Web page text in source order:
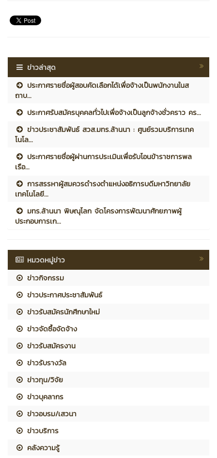
ข่าวล่าสุด
ประกาศรายชื่อผู้สอบคัดเลือกได้เพื่อจ้างเป็นพนักงานในส
ถาบ...
ประกาศรับสมัครบุคคลทั่วไปเพื่อจ้างเป็นลูกจ้างชั่วคราว คร...
ข่าวประชาสัมพันธ์ สวส.มทร.ล้านนา : ศูนย์รวมบริการเทค
โนโล...
ประกาศรายชื่อผู้ผ่านการประเมินเพื่อรับโอนข้าราชการพล
เรือ...
การสรรหาผู้สมควรดำรงตำแหน่งอธิการบดีมหาวิทยาลัย
เทคโนโลยี...
มทร.ล้านนา พิษณุโลก จัดโครงการพัฒนาศักยภาพผู้
ประกอบการเก...
หมวดหมู่ข่าว
ข่าวกิจกรรม
ข่าวประกาศประชาสัมพันธ์
ข่าวรับสมัครนักศึกษาใหม่
ข่าวจัดซื้อจัดจ้าง
ข่าวรับสมัครงาน
ข่าวรับรางวัล
ข่าวทุน/วิจัย
ข่าวบุคลากร
ข่าวอบรม/เสวนา
ข่าวบริการ
คลังความรู้